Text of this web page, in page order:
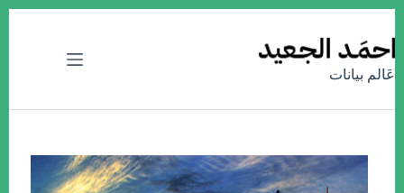
إلى
المحتوى
عَالم بيانات